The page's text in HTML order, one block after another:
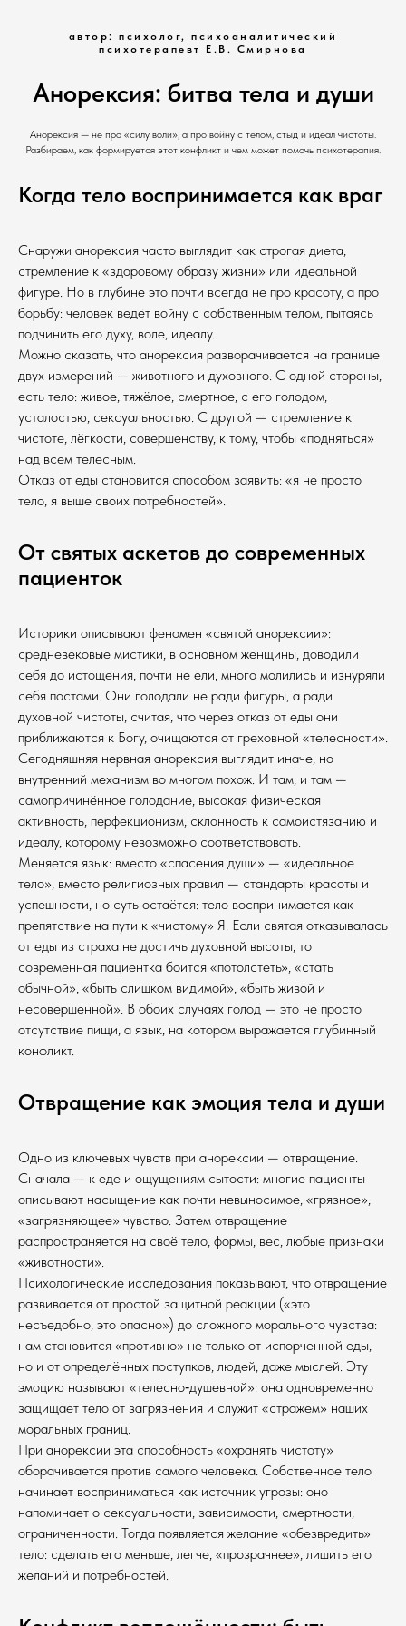
автор: психолог, психоаналитический
психотерапевт Е.В. Смирнова
Анорексия: битва тела и души
Анорексия — не про «силу воли», а про войну с телом, стыд и идеал чистоты.
Разбираем, как формируется этот конфликт и чем может помочь психотерапия.
Когда тело воспринимается как враг
Снаружи анорексия часто выглядит как строгая диета,
стремление к «здоровому образу жизни» или идеальной
фигуре. Но в глубине это почти всегда не про красоту, а про
борьбу: человек ведёт войну с собственным телом, пытаясь
подчинить его духу, воле, идеалу.
Можно сказать, что анорексия разворачивается на границе
двух измерений — животного и духовного. С одной стороны,
есть тело: живое, тяжёлое, смертное, с его голодом,
усталостью, сексуальностью. С другой — стремление к
чистоте, лёгкости, совершенству, к тому, чтобы «подняться»
над всем телесным.
Отказ от еды становится способом заявить: «я не просто
тело, я выше своих потребностей».
От святых аскетов до современных
пациенток
Историки описывают феномен «святой анорексии»:
средневековые мистики, в основном женщины, доводили
себя до истощения, почти не ели, много молились и изнуряли
себя постами. Они голодали не ради фигуры, а ради
духовной чистоты, считая, что через отказ от еды они
приближаются к Богу, очищаются от греховной «телесности».
Сегодняшняя нервная анорексия выглядит иначе, но
внутренний механизм во многом похож. И там, и там —
самопричинённое голодание, высокая физическая
активность, перфекционизм, склонность к самоистязанию и
идеалу, которому невозможно соответствовать.
Меняется язык: вместо «спасения души» — «идеальное
тело», вместо религиозных правил — стандарты красоты и
успешности, но суть остаётся: тело воспринимается как
препятствие на пути к «чистому» Я. Если святая отказывалась
от еды из страха не достичь духовной высоты, то
современная пациентка боится «потолстеть», «стать
обычной», «быть слишком видимой», «быть живой и
несовершенной». В обоих случаях голод — это не просто
отсутствие пищи, а язык, на котором выражается глубинный
конфликт.
Отвращение как эмоция тела и души
Одно из ключевых чувств при анорексии — отвращение.
Сначала — к еде и ощущениям сытости: многие пациенты
описывают насыщение как почти невыносимое, «грязное»,
«загрязняющее» чувство. Затем отвращение
распространяется на своё тело, формы, вес, любые признаки
«животности».
Психологические исследования показывают, что отвращение
развивается от простой защитной реакции («это
несъедобно, это опасно») до сложного морального чувства:
нам становится «противно» не только от испорченной еды,
но и от определённых поступков, людей, даже мыслей. Эту
эмоцию называют «телесно‑душевной»: она одновременно
защищает тело от загрязнения и служит «стражем» наших
моральных границ.
При анорексии эта способность «охранять чистоту»
оборачивается против самого человека. Собственное тело
начинает восприниматься как источник угрозы: оно
напоминает о сексуальности, зависимости, смертности,
ограниченности. Тогда появляется желание «обезвредить»
тело: сделать его меньше, легче, «прозрачнее», лишить его
желаний и потребностей.